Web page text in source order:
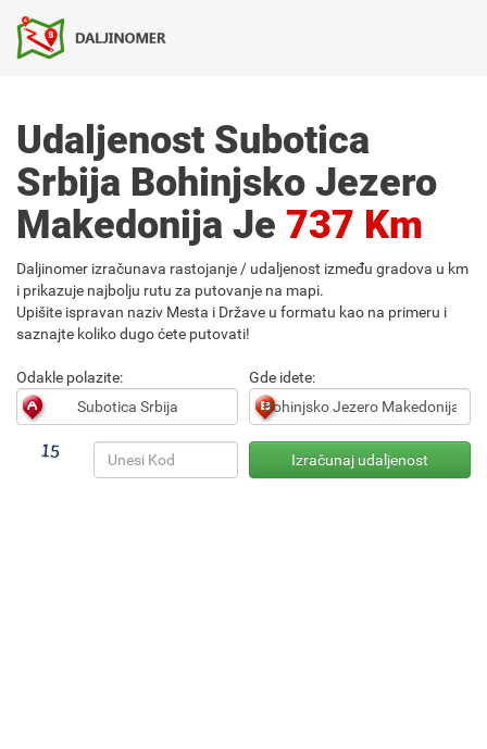
Udaljenost Subotica
Srbija Bohinjsko Jezero
Makedonija Je 737 Km
Daljinomer izračunava rastojanje / udaljenost između gradova u km
i prikazuje najbolju rutu za putovanje na mapi.
Upišite ispravan naziv Mesta i Države u formatu kao na primeru i
saznajte koliko dugo ćete putovati!
Odakle polazite: Gde idete: